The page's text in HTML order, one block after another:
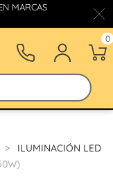
MARCAS
0
ILUMINACIÓN LED